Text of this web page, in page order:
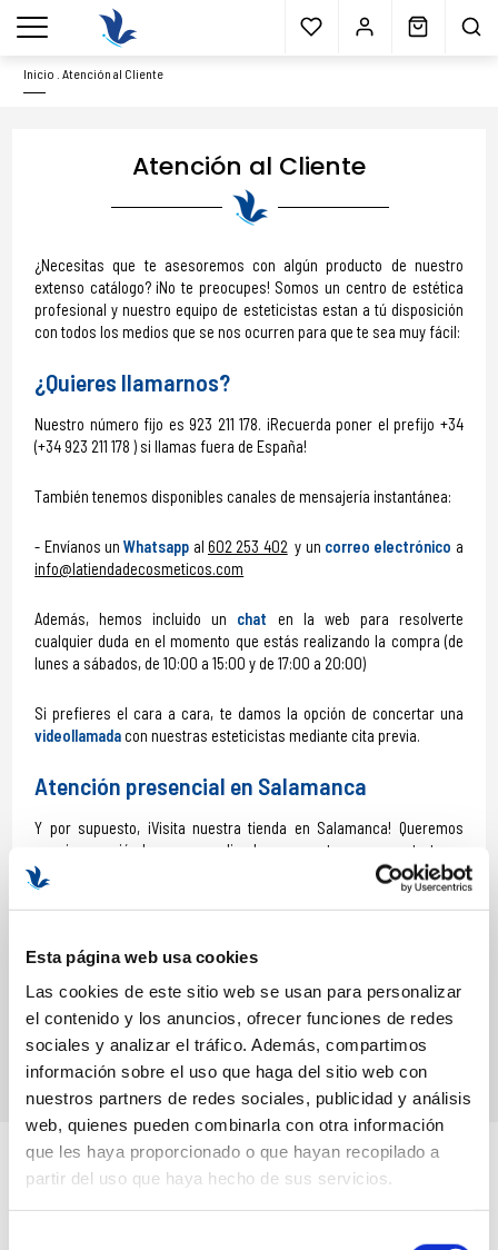
Esta página web usa cookies
Las cookies de este sitio web se usan para personalizar
el contenido y los anuncios, ofrecer funciones de redes
sociales y analizar el tráfico. Además, compartimos
información sobre el uso que haga del sitio web con
nuestros partners de redes sociales, publicidad y análisis
web, quienes pueden combinarla con otra información
que les haya proporcionado o que hayan recopilado a
partir del uso que haya hecho de sus servicios.
Envío gratisa partir 40€* Muestras gratis Blog
menu
Inicio Atención al Cliente
Atención al Cliente
¿Necesitas que te asesoremos con algún producto de nuestro
extenso catálogo? ¡No te preocupes! Somos un centro de estética
profesional y nuestro equipo de esteticistas estan a tú disposición
con todos los medios que se nos ocurren para que te sea muy fácil:
¿Quieres llamarnos?
Nuestro número fijo es 923 211 178. ¡Recuerda poner el prefijo +34
(+34 923 211 178 ) si llamas fuera de España!
También tenemos disponibles canales de mensajería instantánea:
Envíanos unWhatsapp al 602 253 402 y un correo electrónico a
info@latiendadecosmeticos.com
Además, hemos incluido un chat en la web para resolverte
cualquier duda en el momento que estás realizando la compra (de
lunes a sábados, de 10:00 a 15:00 y de 17:00 a 20:00)
Si prefieres el cara a cara, te damos la opción de concertar una
videollamada con nuestras esteticistas mediante cita previa.
Atención presencial en Salamanca
Y por supuesto, ¡Visita nuestra tienda en Salamanca! Queremos
seguir conociéndoos y aprendiendo con vosotros, nos gusta tener
un trato cercano con nuestros clientes, por eso, puedes venir a
vernos a nuestro centro: Aquatherapia Spa center en la calle San
Justo nº 10 de Salamanca (España) con horario de:
lunes a sábados, de 10:00 a 15:00 y de 17:00 a 21:00.
Todas tus dudas e inquietudes se resolverán por esteticistas
profesionales. ¡Estamos para ayudarte!